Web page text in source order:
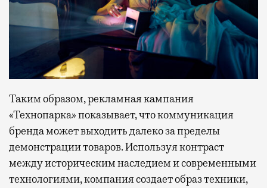
Таким образом, рекламная кампания
«Технопарка» показывает, что коммуникация
бренда может выходить далеко за пределы
демонстрации товаров. Используя контраст
между историческим наследием и современными
технологиями, компания создает образ техники,